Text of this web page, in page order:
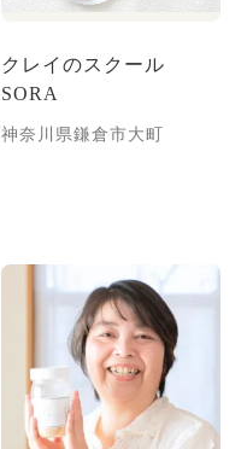
クレイのスクール
SORA
神奈川県鎌倉市大町